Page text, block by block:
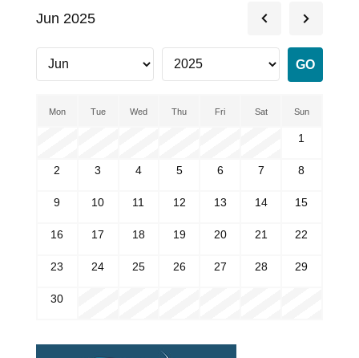
Jun 2025
Mon Tue Wed Thu Fri Sat Sun
1
2 3 4 5 6 7 8
9 10 11 12 13 14 15
16 17 18 19 20 21 22
23 24 25 26 27 28 29
30